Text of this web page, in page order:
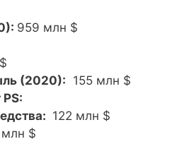
959 млн $
(2020): 155 млн $
122 млн $
$